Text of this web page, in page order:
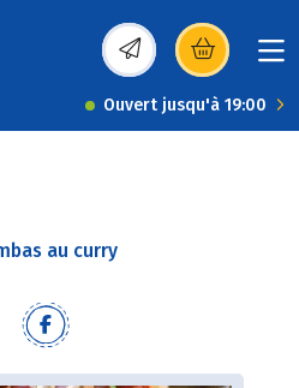
(s’ouvre dans une
Ouvert jusqu'à 19:00
au curry